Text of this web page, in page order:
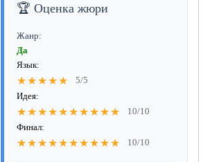
🏆 Оценка жюри
Жанр:
Да
Язык:
★★★★★
5/5
Идея:
★★★★★★★★★★
10/10
Финал:
★★★★★★★★★★ 10/10